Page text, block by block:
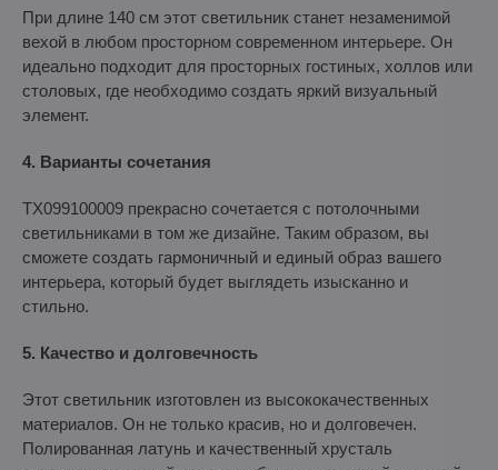
При длине 140 см этот светильник станет незаменимой
вехой в любом просторном современном интерьере. Он
идеально подходит для просторных гостиных, холлов или
столовых, где необходимо создать яркий визуальный
элемент.
4. Варианты сочетания
TX099100009 прекрасно сочетается с потолочными
светильниками в том же дизайне. Таким образом, вы
сможете создать гармоничный и единый образ вашего
интерьера, который будет выглядеть изысканно и
стильно.
5. Качество и долговечность
Этот светильник изготовлен из высококачественных
материалов. Он не только красив, но и долговечен.
Полированная латунь и качественный хрусталь